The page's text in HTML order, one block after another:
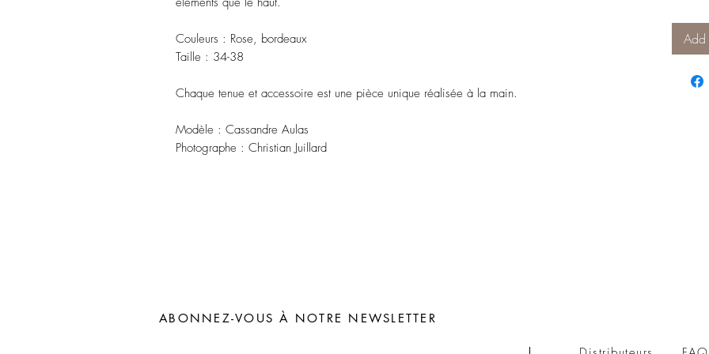
Couleurs : Rose, bordeaux
Taille : 34-38
Chaque tenue et accessoire est une pièce unique réalisée à la main.
Modèle : Cassandre Aulas
Photographe : Christian Juillard
Add
ABONNEZ-VOUS À NOTRE NEWSLETTER